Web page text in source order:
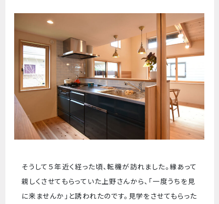
そうして５年近く経った頃、転機が訪れました。縁あって
親しくさせてもらっていた上野さんから、「一度うちを見
に来ませんか」と誘われたのです。見学をさせてもらった